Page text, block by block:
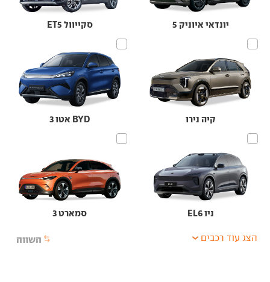
יונדאי איוניק 5 סקייוול ET5
קיה נירו BYD אטו 3
ניו EL6 סמארט 3
השווה הצג עוד רכבים